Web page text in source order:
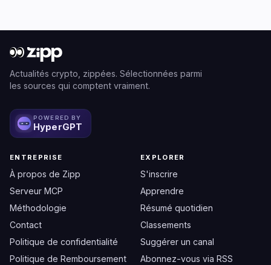
Actualités crypto, zippées. Sélectionnées parmi
les sources qui comptent vraiment.
POWERED BY
HyperGPT
ENTREPRISE
À propos de Zipp
Serveur MCP
Méthodologie
Contact
Politique de confidentialité
Politique de Remboursement
EXPLORER
S'inscrire
Apprendre
Résumé quotidien
Classements
Suggérer un canal
Abonnez-vous via RSS